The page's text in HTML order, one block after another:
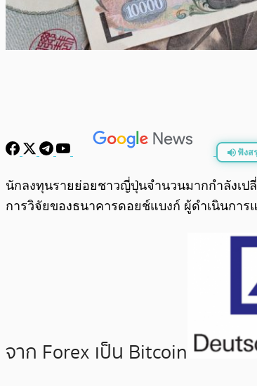
ฟังส
นักลงทุนรายย่อยชาวญี่ปุ่นจำนวนมากกำลังเปลี่
การวิจัยของธนาคารดอยช์แบงก์ ผู้ดำเนินการ
จาก Forex เป็น Bitcoin